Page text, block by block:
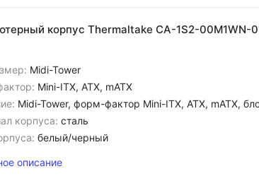
Корпуса atx Thermaltake Корпуса
корпус Thermaltake CA-1S2-00M1WN-
Midi-Tower
Mini-ITX, ATX, mATX
Midi-Tower, форм-фактор Mini-ITX, ATX, mATX, блок питания внизу, USB
корпуса: сталь
белый/черный
описание